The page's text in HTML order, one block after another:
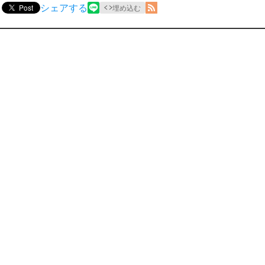
Post シェアする 埋め込む